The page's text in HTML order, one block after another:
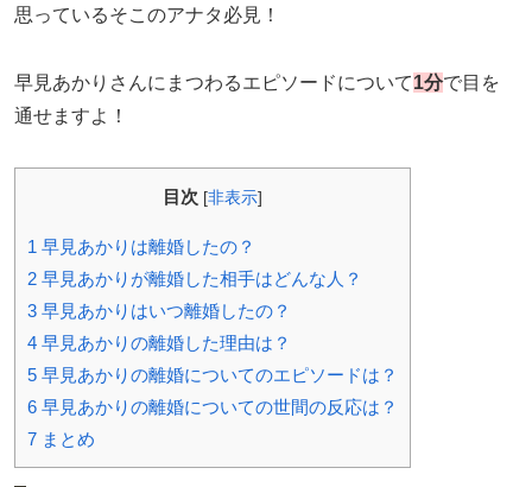
思っているそこのアナタ必見！
早見あかりさんにまつわるエピソードについて1分で目を
通せますよ！
目次 [非表示]
1 早見あかりは離婚したの？
2 早見あかりが離婚した相手はどんな人？
3 早見あかりはいつ離婚したの？
4 早見あかりの離婚した理由は？
5 早見あかりの離婚についてのエピソードは？
6 早見あかりの離婚についての世間の反応は？
7 まとめ